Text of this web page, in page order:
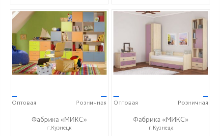
—
Оптовая
—
Розничная
Фабрика «МИКС»
г.Кузнецк
—
Оптовая
—
Розничная
Фабрика «МИКС»
г.Кузнецк